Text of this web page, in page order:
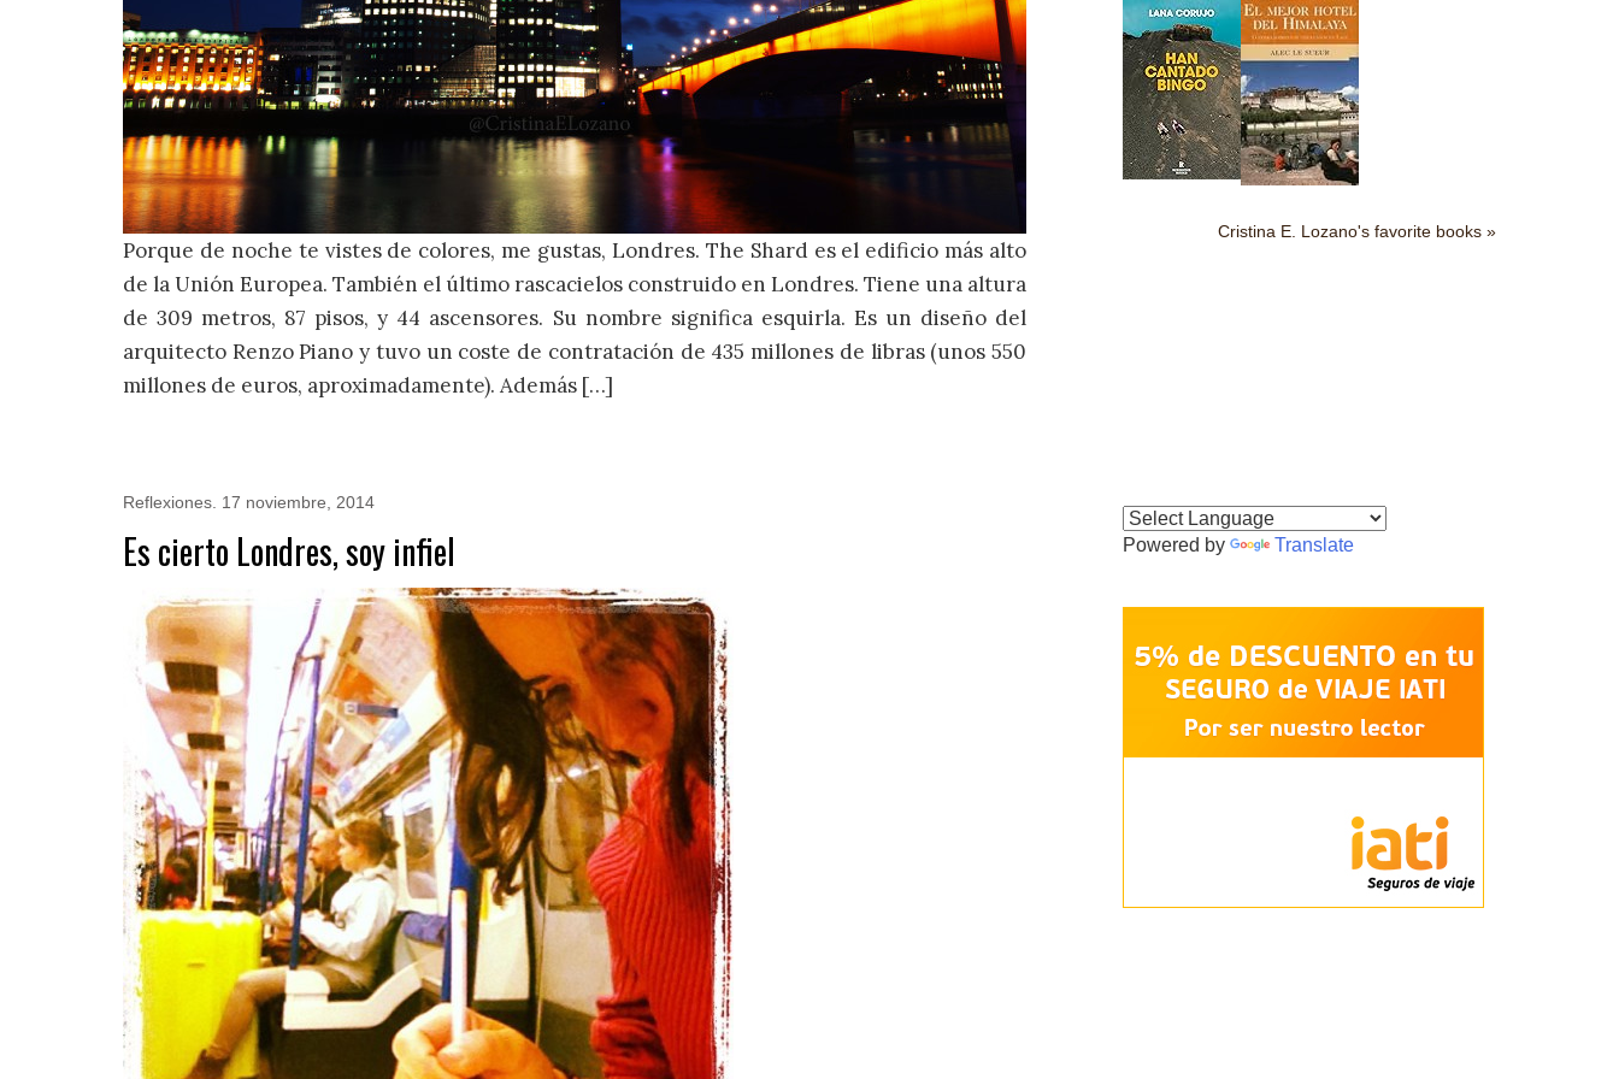
Porque de noche te vistes de colores, me gustas, Londres. The Shard es el edificio más alto
de la Unión Europea. También el último rascacielos construido en Londres. Tiene una altura
de 309 metros, 87 pisos, y 44 ascensores. Su nombre significa esquirla. Es un diseño del
arquitecto Renzo Piano y tuvo un coste de contratación de 435 millones de libras (unos 550
millones de euros, aproximadamente). Además […]
Reflexiones 17 noviembre, 2014
Es cierto Londres, soy infiel
Cristina E. Lozano's favorite books »
Powered by Translate